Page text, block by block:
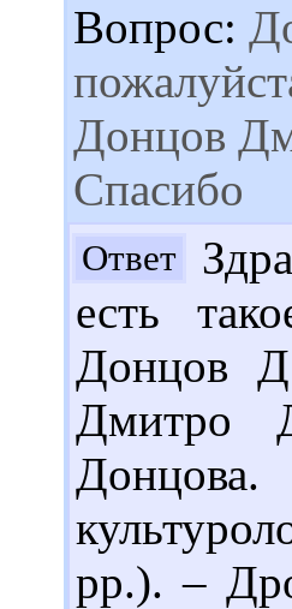
Вопрос:
Донцов
Спасибо
Ответ
есть
Донцов
Дмитро
рр.). –